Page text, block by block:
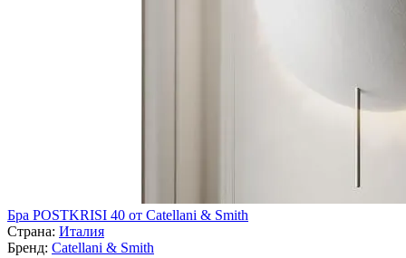
Бра POSTKRISI 40 от Catellani & Smith
Страна: Италия
Бренд: Catellani & Smith